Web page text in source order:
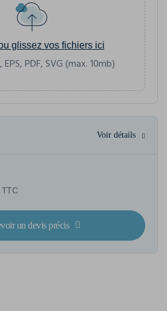
glissez vos fichiers ici
EPS, PDF, SVG (max. 10mb)
Voir détails
TTC
un devis précis